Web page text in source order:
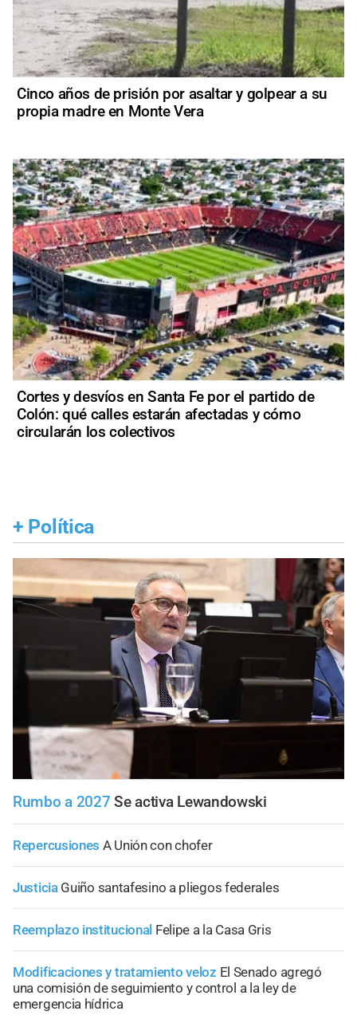
Cinco años de prisión por asaltar y golpear a su
propia madre en Monte Vera
Cortes y desvíos en Santa Fe por el partido de
Colón: qué calles estarán afectadas y cómo
circularán los colectivos
+ Política
Rumbo a 2027 Se activa Lewandowski
Repercusiones A Unión con chofer
Justicia Guiño santafesino a pliegos federales
Reemplazo institucional Felipe a la Casa Gris
Modificaciones y tratamiento veloz El Senado agregó
una comisión de seguimiento y control a la ley de
emergencia hídrica